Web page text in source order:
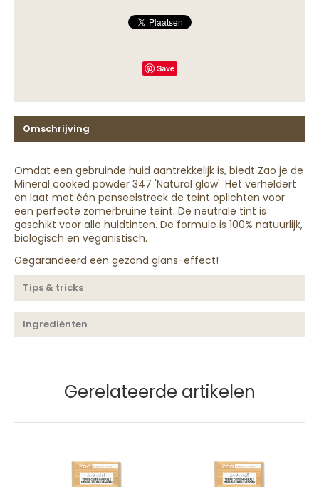
Save
Omschrijving
Omdat een gebruinde huid aantrekkelijk is, biedt Zao je de
Mineral cooked powder 347 'Natural glow'. Het verheldert
en laat met één penseelstreek de teint oplichten voor
een perfecte zomerbruine teint. De neutrale tint is
geschikt voor alle huidtinten. De formule is 100% natuurlijk,
biologisch en veganistisch.
Gegarandeerd een gezond glans-effect!
Tips & tricks
Ingrediënten
Gerelateerde artikelen